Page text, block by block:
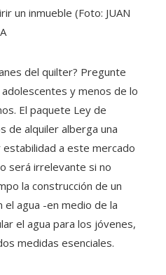
un inmueble (Foto: JUAN
del quilter? Pregunte
y menos de lo
El paquete Ley de
de alquiler alberga una
a este mercado
será irrelevante si no
la construcción de un
el agua -en medio de la
el agua para los jóvenes,
medidas esenciales.